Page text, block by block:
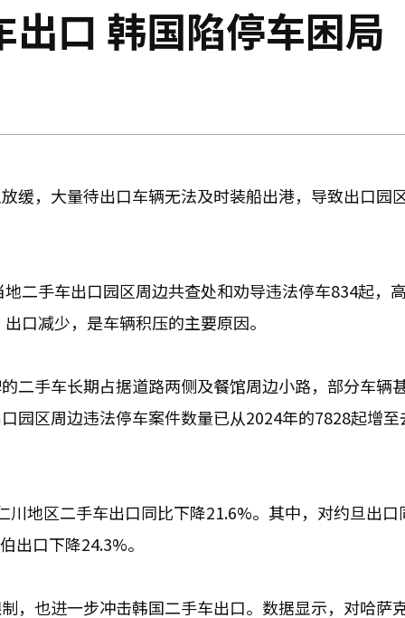
口 韩国陷停车困局
缓，大量待出口车辆无法及时装船出港，导致出口园
二手车出口园区周边共查处和劝导违法停车834起，
口减少，是车辆积压的主要原因。
二手车长期占据道路两侧及餐馆周边小路，部分车辆
园区周边违法停车案件数量已从2024年的7828起增至
地区二手车出口同比下降21.6%。其中，对约旦出口
出口下降24.3%。
，也进一步冲击韩国二手车出口。数据显示，对哈萨